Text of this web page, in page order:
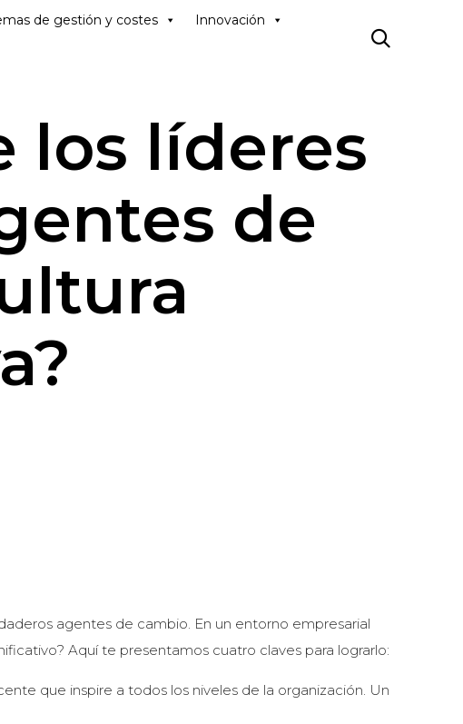
content
de gestión y costes Innovación

los líderes
de
agentes de cambio. En un entorno empresarial
Aquí te presentamos cuatro claves para lograrlo:
que inspire a todos los niveles de la organización. Un